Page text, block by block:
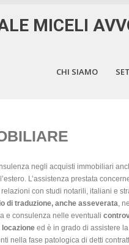
MICELI
CHI SIAMO
negli acquisti immobiliari
L’assistenza prestata
con studi notarili, italiani e
di traduzione, anche asseverata,
e consulenza nelle eventuali
ed è in grado di assistere
nella fase patologica di detti